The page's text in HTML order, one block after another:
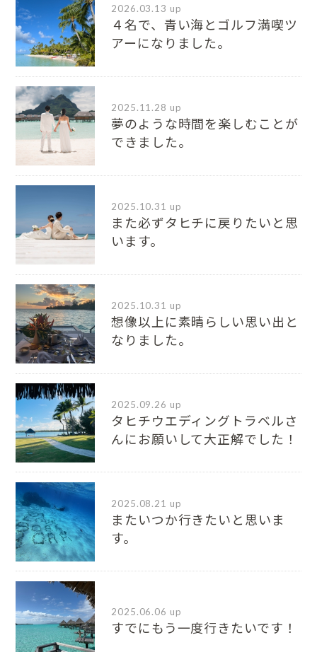
2026.03.13 up
４名で、青い海とゴルフ満喫ツ
アーになりました。
2025.11.28 up
夢のような時間を楽しむことが
できました。
2025.10.31 up
また必ずタヒチに戻りたいと思
います。
2025.10.31 up
想像以上に素晴らしい思い出と
なりました。
2025.09.26 up
タヒチウエディングトラベルさ
んにお願いして大正解でした！
2025.08.21 up
またいつか行きたいと思いま
す。
2025.06.06 up
すでにもう一度行きたいです！